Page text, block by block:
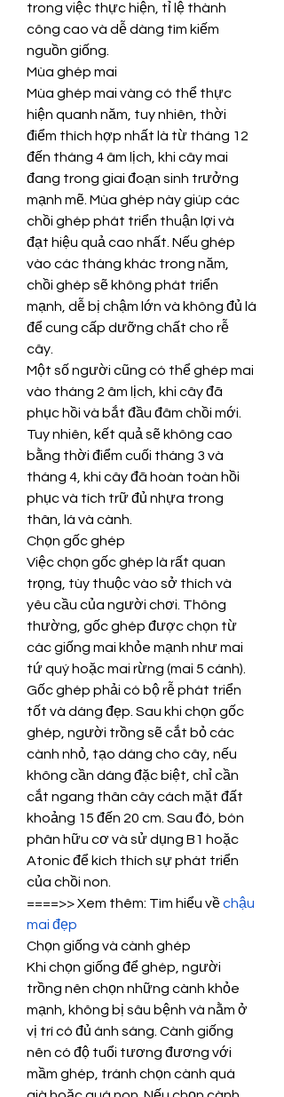
trong việc thực hiện, tỉ lệ thành
công cao và dễ dàng tìm kiếm
nguồn giống.
Mùa ghép mai
Mùa ghép mai vàng có thể thực
hiện quanh năm, tuy nhiên, thời
điểm thích hợp nhất là từ tháng 12
đến tháng 4 âm lịch, khi cây mai
đang trong giai đoạn sinh trưởng
mạnh mẽ. Mùa ghép này giúp các
chồi ghép phát triển thuận lợi và
đạt hiệu quả cao nhất. Nếu ghép
vào các tháng khác trong năm,
chồi ghép sẽ không phát triển
mạnh, dễ bị chậm lớn và không đủ lá
để cung cấp dưỡng chất cho rễ
cây.
Một số người cũng có thể ghép mai
vào tháng 2 âm lịch, khi cây đã
phục hồi và bắt đầu đâm chồi mới.
Tuy nhiên, kết quả sẽ không cao
bằng thời điểm cuối tháng 3 và
tháng 4, khi cây đã hoàn toàn hồi
phục và tích trữ đủ nhựa trong
thân, lá và cành.
Chọn gốc ghép
Việc chọn gốc ghép là rất quan
trọng, tùy thuộc vào sở thích và
yêu cầu của người chơi. Thông
thường, gốc ghép được chọn từ
các giống mai khỏe mạnh như mai
tứ quý hoặc mai rừng (mai 5 cánh).
Gốc ghép phải có bộ rễ phát triển
tốt và dáng đẹp. Sau khi chọn gốc
ghép, người trồng sẽ cắt bỏ các
cành nhỏ, tạo dáng cho cây, nếu
không cần dáng đặc biệt, chỉ cần
cắt ngang thân cây cách mặt đất
khoảng 15 đến 20 cm. Sau đó, bón
phân hữu cơ và sử dụng B1 hoặc
Atonic để kích thích sự phát triển
của chồi non.
====>> Xem thêm: Tìm hiểu về chậu
mai đẹp
Chọn giống và cành ghép
Khi chọn giống để ghép, người
trồng nên chọn những cành khỏe
mạnh, không bị sâu bệnh và nằm ở
vị trí có đủ ánh sáng. Cành giống
nên có độ tuổi tương đương với
mầm ghép, tránh chọn cành quá